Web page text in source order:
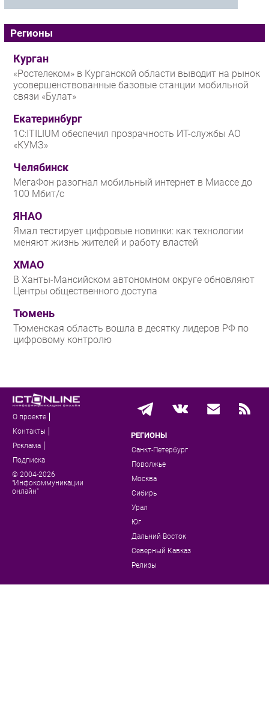
Регионы
Курган
«Ростелеком» в Курганской области выводит на рынок
усовершенствованные базовые станции мобильной
связи «Булат»
Екатеринбург
1С:ITILIUM обеспечил прозрачность ИТ-службы АО
«КУМЗ»
Челябинск
МегаФон разогнал мобильный интернет в Миассе до
100 Мбит/с
ЯНАО
Ямал тестирует цифровые новинки: как технологии
меняют жизнь жителей и работу властей
ХМАО
В Ханты-Мансийском автономном округе обновляют
Центры общественного доступа
Тюмень
Тюменская область вошла в десятку лидеров РФ по
цифровому контролю
О проекте
Контакты
Реклама
Подписка
© 2004-2026
"Инфокоммуникации
онлайн"
РЕГИОНЫ
Санкт-Петербург
Поволжье
Москва
Сибирь
Урал
Юг
Дальний Восток
Северный Кавказ
Релизы